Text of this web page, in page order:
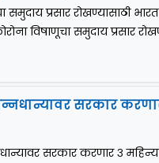
समुदाय प्रसार रोखण्यासाठी
विषाणूचा समुदाय प्रसार
सरकार करणार
सरकार करणार ३